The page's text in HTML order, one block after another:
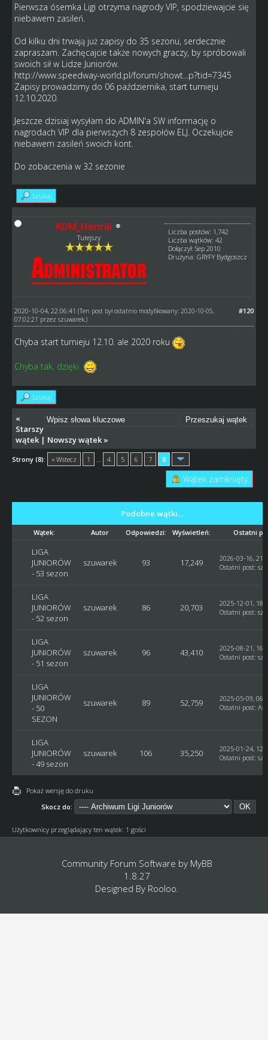
Pierwsza ósemka Ligi otrzyma nagrody VIP, spodziewajcie się
niebawem zasileń.
Od kilku dni trwają już zapisy do 35 sezonu, serdecznie
zapraszam. Zachęcajcie także nowych graczy, by spróbowali
swoich sił w Lidze Juniorów.
http://www.speedway-world.pl/forum/showt...p?tid=7345
Zapisy prowadzimy do 06 października, start turnieju
12.10.2020.
Jeszcze dzisiaj wysyłam do ADMIN'a SW informację o
nagrodach VIP dla pierwszych 8 zespołów ELJ. Oczekujcie
niebawem zasileń swoich kont.
Do zobaczenia w 32 sezonie
Szukaj
ADM_Henrik
Tutejszy
Liczba postów: 1,742
Liczba wątków: 42
Dołączył: Sep 2010
Drużyna: GRYFY Bydgoszcz
#120
2020-10-04, 22:06:41 (Ten post był ostatnio modyfikowany: 2020-10-05,
07:02:21 przez szuwarek.)
Chyba start turnieju 12.10. ale 2020 roku
Chyba tak, dzięki
Szukaj
«
Starszy
wątek| Nowszy wątek»
Strony (8): « Wstecz 1 … 4 5 6 7 8
Wątek zamknięty
Podobne wątki…
Wątek: Autor Odpowiedzi: Wyświetleń: Ostatni
LIGA
JUNIORÓW
- 53 sezon
szuwarek 93 17,249
2026-03-16,
Ostatni post:
LIGA
JUNIORÓW
- 52 sezon
szuwarek 86 20,703
2025-12-01,
Ostatni post:
LIGA
JUNIORÓW
- 51 sezon
szuwarek 96 43,410
2025-08-21,
Ostatni post:
LIGA
JUNIORÓW
- 50
SEZON
szuwarek 89 52,759
2025-05-09,
Ostatni post:
LIGA
JUNIORÓW
- 49 sezon
szuwarek 106 35,250
2025-01-24,
Ostatni post:
Pokaż wersję do druku
Skocz do:
Użytkownicy przeglądający ten wątek: 1 gości
Community Forum Software by MyBB
1.8.27
Designed By Rooloo.